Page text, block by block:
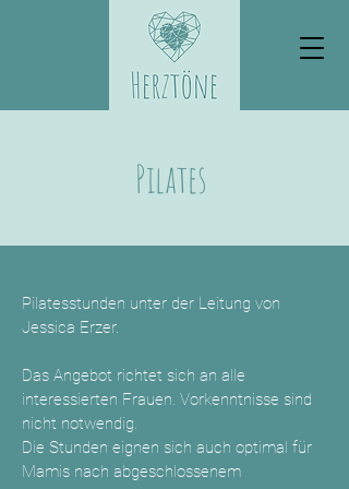
Pilates
Pilatesstunden unter der Leitung von
Jessica Erzer.
Das Angebot richtet sich an alle
interessierten Frauen. Vorkenntnisse sind
nicht notwendig.
Die Stunden eignen sich auch optimal für
Mamis nach abgeschlossenem